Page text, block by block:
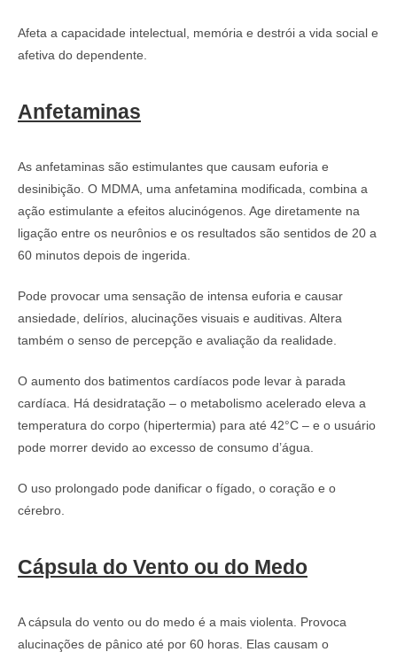
Afeta a capacidade intelectual, memória e destrói a vida social e
afetiva do dependente.
Anfetaminas
As anfetaminas são estimulantes que causam euforia e
desinibição. O MDMA, uma anfetamina modificada, combina a
ação estimulante a efeitos alucinógenos. Age diretamente na
ligação entre os neurônios e os resultados são sentidos de 20 a
60 minutos depois de ingerida.
Pode provocar uma sensação de intensa euforia e causar
ansiedade, delírios, alucinações visuais e auditivas. Altera
também o senso de percepção e avaliação da realidade.
O aumento dos batimentos cardíacos pode levar à parada
cardíaca. Há desidratação – o metabolismo acelerado eleva a
temperatura do corpo (hipertermia) para até 42°C – e o usuário
pode morrer devido ao excesso de consumo d’água.
O uso prolongado pode danificar o fígado, o coração e o
cérebro.
Cápsula do Vento ou do Medo
A cápsula do vento ou do medo é a mais violenta. Provoca
alucinações de pânico até por 60 horas. Elas causam o